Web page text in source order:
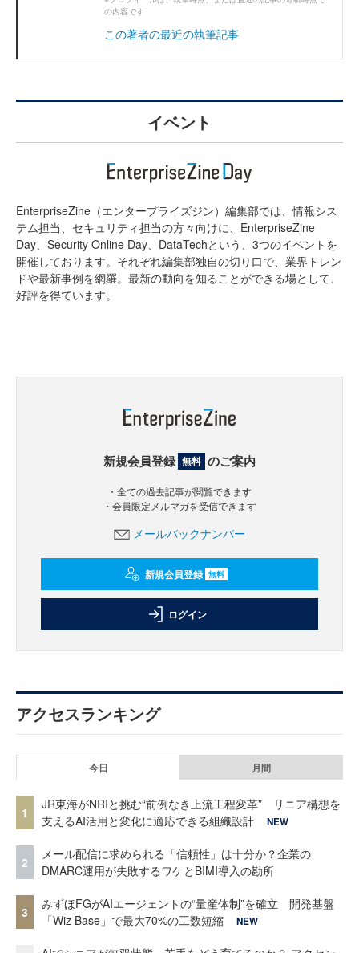
の内容です
この著者の最近の執筆記事
イベント
EnterpriseZine（エンタープライズジン）編集部では、情報シス
テム担当、セキュリティ担当の方々向けに、EnterpriseZine
Day、Security Online Day、DataTechという、3つのイベントを
開催しております。それぞれ編集部独自の切り口で、業界トレン
ドや最新事例を網羅。最新の動向を知ることができる場として、
好評を得ています。
新規会員登録 無料 のご案内
・全ての過去記事が閲覧できます
・会員限定メルマガを受信できます
メールバックナンバー
新規会員登録 無料
ログイン
アクセスランキング
今日 月間
1
JR東海がNRIと挑む“前例なき上流工程変革” リニア構想を
支えるAI活用と変化に適応できる組織設計
NEW
2
メール配信に求められる「信頼性」は十分か？企業の
DMARC運用が失敗するワケとBIMI導入の勘所
3
みずほFGがAIエージェントの“量産体制”を確立 開発基盤
「Wiz Base」で最大70%の工数短縮
NEW